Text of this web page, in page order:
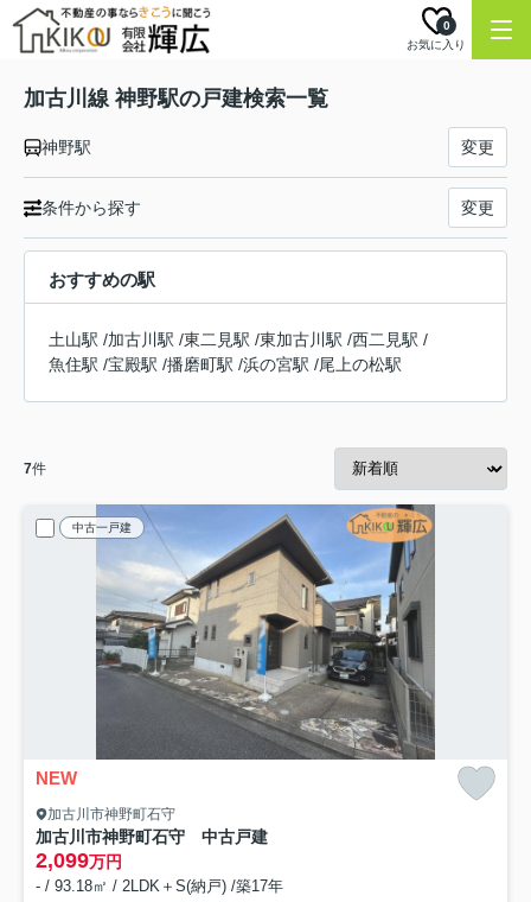
お気に入り
0
加古川線 神野駅の戸建検索一覧
神野駅 変更
条件から探す 変更
おすすめの駅
土山駅 /加古川駅 /東二見駅 /東加古川駅 /西二見駅 /
魚住駅 /宝殿駅 /播磨町駅 /浜の宮駅 /尾上の松駅
7件
中古一戸建
NEW
加古川市神野町石守
加古川市神野町石守 中古戸建
2,099万円
- / 93.18㎡ / 2LDK＋S(納戸) /築17年